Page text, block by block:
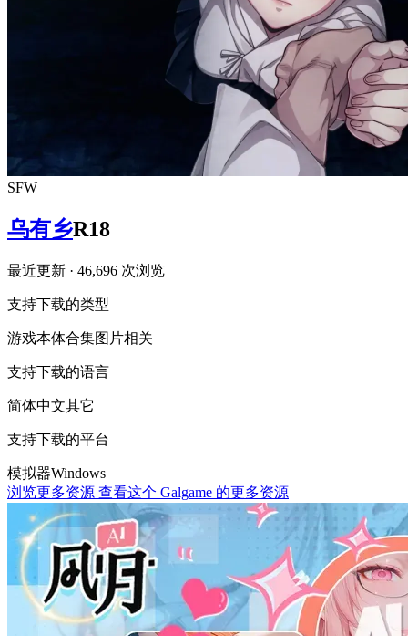
SFW
乌有乡R18
最近更新 · 46,696 次浏览
支持下载的类型
游戏本体合集图片相关
支持下载的语言
简体中文其它
支持下载的平台
模拟器Windows
浏览更多资源 查看这个 Galgame 的更多资源